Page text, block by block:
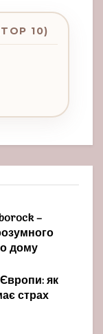
10)
–
дому
як
страх